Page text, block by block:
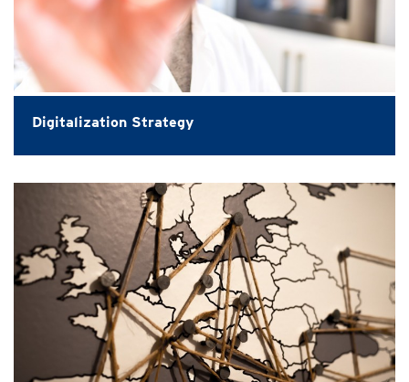
Digitalization Strategy